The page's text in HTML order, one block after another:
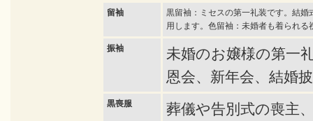
留袖
黒留袖：ミセスの第一礼装です。結
用します。色留袖：未婚者も着られ
振袖
未婚のお嬢様の第一
恩会、新年会、結婚
黒喪服
葬儀や告別式の喪主